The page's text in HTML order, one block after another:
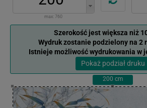
max: 760
Szerokość jest większa niż
Wydruk zostanie podzielony na 2
Istnieje możliwość wydrukowania w
Pokaż podział druku
200 cm